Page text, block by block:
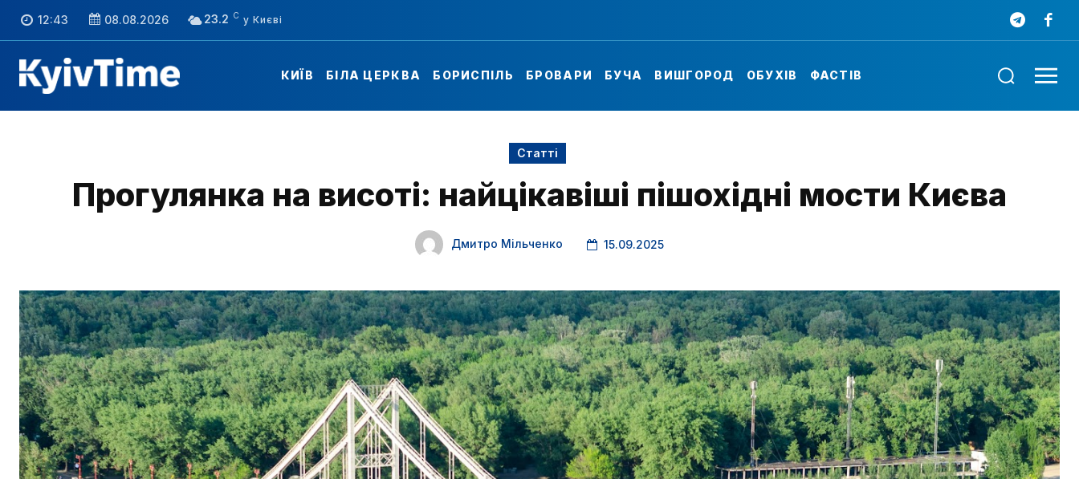
12:43 08.08.2026 23.2 C
КИЇВ БІЛА ЦЕРКВА БОРИСПІЛЬ БРОВАРИ БУЧА ВИШГОРОД ОБУХІВ ФАСТІВ
Статті
Прогулянка на висоті: найцікавіші пішохідні мости Києва
Дмитро Мільченко 15.09.2025